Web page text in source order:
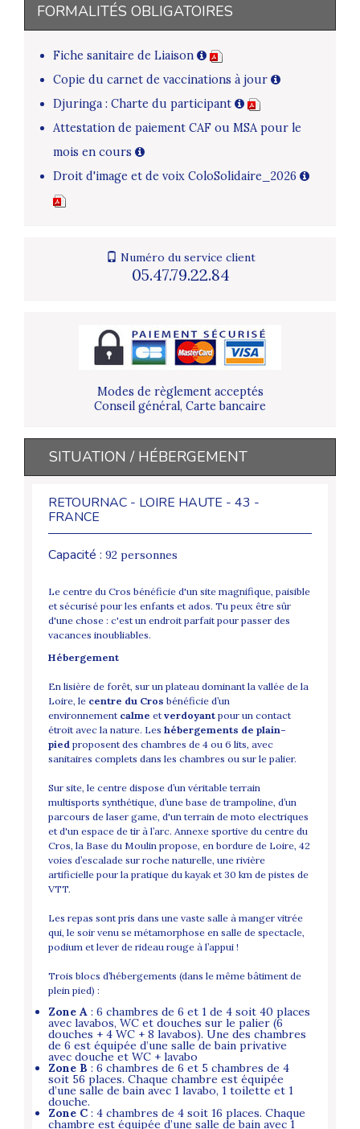
FORMALITÉS OBLIGATOIRES
Fiche sanitaire de Liaison
Copie du carnet de vaccinations à jour
Djuringa : Charte du participant
Attestation de paiement CAF ou MSA pour le
mois en cours
Droit d'image et de voix ColoSolidaire_2026
Numéro du service client
05.47.79.22.84
Modes de règlement acceptés
Conseil général, Carte bancaire
SITUATION / HÉBERGEMENT
RETOURNAC - LOIRE HAUTE - 43 -
FRANCE
Capacité : 92 personnes
Le centre du Cros bénéficie d'un site magnifique, paisible
et sécurisé pour les enfants et ados. Tu peux être sûr
d'une chose : c'est un endroit parfait pour passer des
vacances inoubliables.
Hébergement
En lisière de forêt, sur un plateau dominant la vallée de la
Loire, le centre du Cros bénéficie d’un
environnement calme etverdoyant pour un contact
étroit avec la nature. Les hébergements de plain-
pied proposent des chambres de 4 ou 6 lits, avec
sanitaires complets dans les chambres ou sur le palier.
Sur site, le centre dispose d’un véritable terrain
multisports synthétique, d’une base de trampoline, d’un
parcours de laser game, d'un terrain de moto electriques
et d'un espace de tir à l’arc. Annexe sportive du centre du
Cros, la Base du Moulin propose, en bordure de Loire, 42
voies d’escalade sur roche naturelle, une rivière
artificielle pour la pratique du kayak et 30 km de pistes de
VTT.
Les repas sont pris dans une vaste salle à manger vitrée
qui, le soir venu se métamorphose en salle de spectacle,
podium et lever de rideau rouge à l’appui !
Trois blocs d’hébergements (dans le même bâtiment de
plein pied) :
Zone A : 6 chambres de 6 et 1 de 4 soit 40 places
avec lavabos, WC et douches sur le palier (6
douches + 4 WC + 8 lavabos). Une des chambres
de 6 est équipée d’une salle de bain privative
avec douche et WC + lavabo
Zone B : 6 chambres de 6 et 5 chambres de 4
soit 56 places. Chaque chambre est équipée
d’une salle de bain avec 1 lavabo, 1 toilette et 1
douche.
Zone C : 4 chambres de 4 soit 16 places. Chaque
chambre est équipée d’une salle de bain avec 1